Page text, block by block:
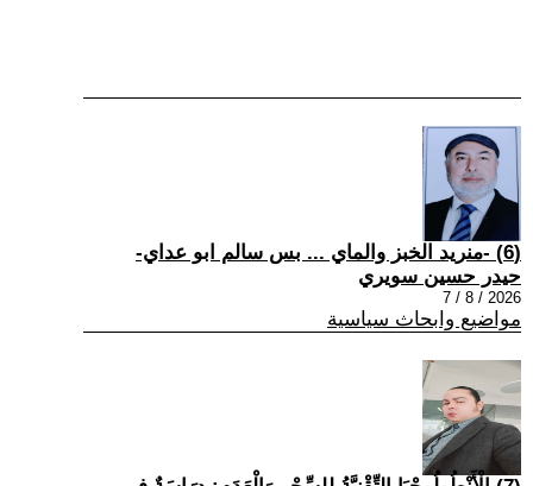
(6) -منريد الخبز والماي ... بس سالم ابو عداي-
حيدر حسين سويري
2026 / 8 / 7
مواضيع وابحاث سياسية